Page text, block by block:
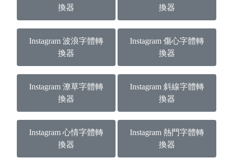
換器
換器
Instagram 波浪字體轉
換器
Instagram 傷心字體轉
換器
Instagram 潦草字體轉
換器
Instagram 斜線字體轉
換器
Instagram 心情字體轉
換器
Instagram 熱門字體轉
換器